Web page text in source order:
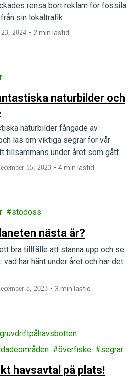
rensa bort reklam för fossila
sin lokaltrafik
2024 2 min lästid
naturbilder och
naturbilder fångade av
läs om viktiga segrar för vår
tillsammans under året som gått.
15, 2023 4 min lästid
stödoss
nästa år?
bra tillfälle att stanna upp och se
har hänt under året och har det
8, 2023 3 min lästid
gruvdriftpåhavsbotten
överfiske segrar
havsavtal på plats!